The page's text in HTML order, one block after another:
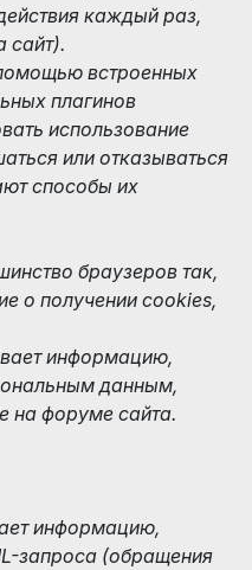
каждый раз,
сайт).
встроенных
плагинов
использование
или отказываться
способы их
браузеров так,
о получении cookies,
информацию,
данным,
на форуме сайта.
информацию,
запроса (обращения